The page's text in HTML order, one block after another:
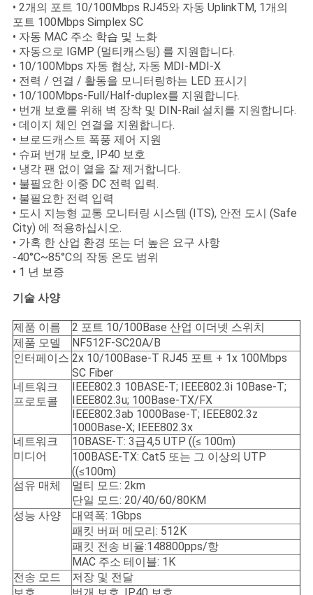
사
이
트
맵
개
인
정
보
보
호
정
• 2개의 포트 10/100Mbps RJ45와 자동 UplinkTM, 1개의
포트 100Mbps Simplex SC
• 자동 MAC 주소 학습 및 노화
• 자동으로 IGMP (멀티캐스팅) 를 지원합니다.
• 10/100Mbps 자동 협상, 자동 MDI-MDI-X
• 전력 / 연결 / 활동을 모니터링하는 LED 표시기
• 10/100Mbps-Full/Half-duplex를 지원합니다.
• 번개 보호를 위해 벽 장착 및 DIN-Rail 설치를 지원합니다.
• 데이지 체인 연결을 지원합니다.
• 브로드캐스트 폭풍 제어 지원
• 슈퍼 번개 보호, IP40 보호
• 냉각 팬 없이 열을 잘 제거합니다.
• 불필요한 이중 DC 전력 입력.
• 불필요한 전력 입력
• 도시 지능형 교통 모니터링 시스템 (ITS), 안전 도시 (Safe
City) 에 적용하십시오.
• 가혹 한 산업 환경 또는 더 높은 요구 사항
-40°C~85°C의 작동 온도 범위
• 1 년 보증
기술 사양
제품 이름
2 포트 10/100Base 산업 이더넷 스위치
제품 모델
NF512F-SC20A/B
인터페이스 2x 10/100Base-T RJ45 포트 + 1x 100Mbps
SC Fiber
네트워크
프로토콜
IEEE802.3 10BASE-T; IEEE802.3i 10Base-T;
IEEE802.3u; 100Base-TX/FX
IEEE802.3ab 1000Base-T; IEEE802.3z
1000Base-X; IEEE802.3x
네트워크
미디어
10BASE-T: 3급4,5 UTP ((≤ 100m)
100BASE-TX: Cat5 또는 그 이상의 UTP
((≤100m)
섬유 매체
멀티 모드: 2km
단일 모드: 20/40/60/80KM
성능 사양
대역폭: 1Gbps
패킷 버퍼 메모리: 512K
패킷 전송 비율:148800pps/항
MAC 주소 테이블: 1K
전송 모드
저장 및 전달